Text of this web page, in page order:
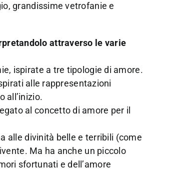
grandissime vetrofanie e
attraverso le varie
ispirate a tre tipologie di amore.
alle rappresentazioni
all’inizio.
al concetto di amore per il
alle divinità belle e terribili (come
Ma ha anche un piccolo
sfortunati e dell’amore